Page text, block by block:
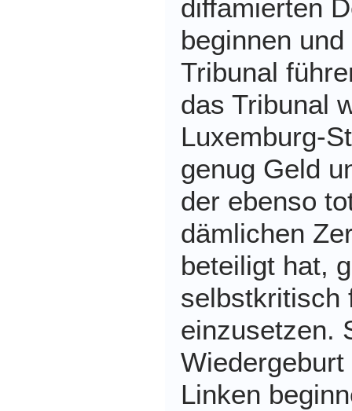
diffamierten
beginnen
Tribunal
das Tribunal
Luxemburg-
genug Geld
der ebenso
dämlichen
beteiligt hat,
selbstkritisch
einzusetzen.
Linken